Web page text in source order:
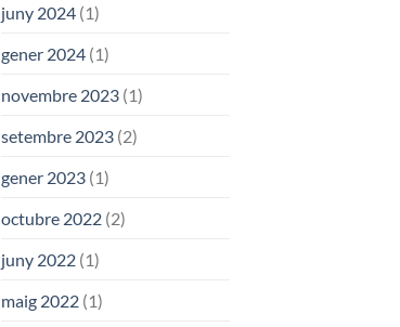
juny 2024(1)
gener 2024(1)
novembre 2023(1)
setembre 2023(2)
gener 2023(1)
octubre 2022(2)
juny 2022(1)
maig 2022(1)